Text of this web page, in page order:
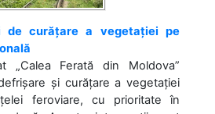
de curățare a vegetației pe
„Calea Ferată din Moldova”
și curățare a vegetației
feroviare, cu prioritate în